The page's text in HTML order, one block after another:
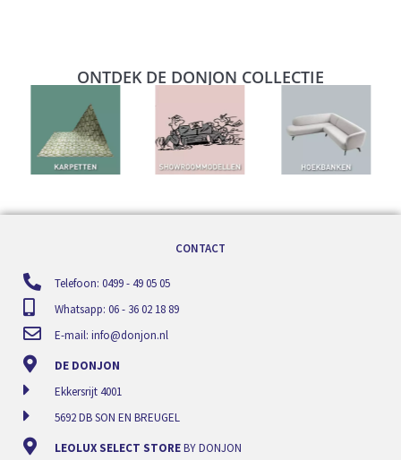
ONTDEK DE DONJON COLLECTIE
CONTACT
Telefoon: 0499 - 49 05 05
Whatsapp: 06 - 36 02 18 89
E-mail: info@donjon.nl
DE DONJON
Ekkersrijt 4001
5692 DB SON EN BREUGEL
LEOLUX SELECT STOREBY DONJON